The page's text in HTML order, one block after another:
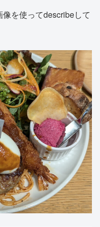
を使ってdescribeして